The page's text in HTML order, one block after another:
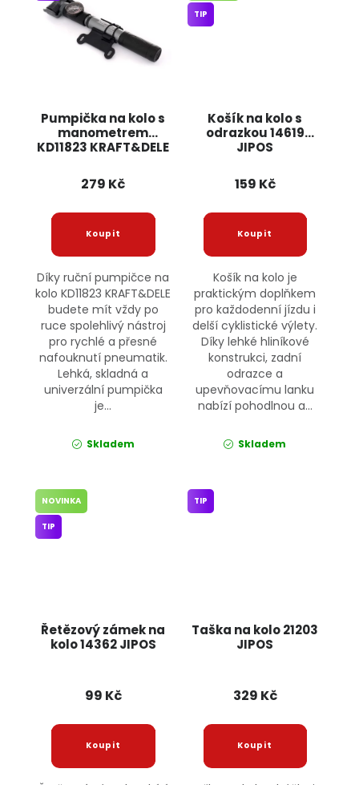
Pumpička na kolo s
manometrem
KD11823 KRAFT&DELE
279 Kč
Díky ruční pumpičce na
kolo KD11823 KRAFT&DELE
budete mít vždy po
ruce spolehlivý nástroj
pro rychlé a přesné
nafouknutí pneumatik.
Lehká, skladná a
univerzální pumpička
je...
Skladem
Košík na kolo s
odrazkou 14619
JIPOS
TIP
159 Kč
Košík na kolo je
praktickým doplňkem
pro každodenní jízdu i
delší cyklistické výlety.
Díky lehké hliníkové
konstrukci, zadní
odrazce a
upevňovacímu lanku
nabízí pohodlnou a...
Skladem
Řetězový zámek na
kolo 14362 JIPOS
NOVINKA
TIP
99 Kč
Taška na kolo 21203
JIPOS
TIP
329 Kč